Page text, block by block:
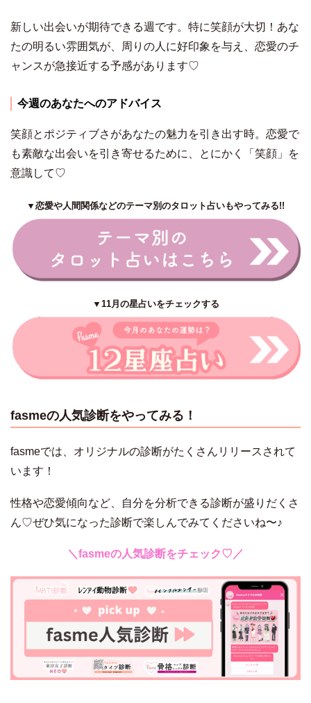
新しい出会いが期待できる週です。特に笑顔が大切！あな
たの明るい雰囲気が、周りの人に好印象を与え、恋愛のチ
ャンスが急接近する予感があります♡
今週のあなたへのアドバイス
笑顔とポジティブさがあなたの魅力を引き出す時。恋愛で
も素敵な出会いを引き寄せるために、とにかく「笑顔」を
意識して♡
▼恋愛や人間関係などのテーマ別のタロット占いもやってみる!!
▼11月の星占いをチェックする
fasmeの人気診断をやってみる！
fasmeでは、オリジナルの診断がたくさんリリースされて
います！
性格や恋愛傾向など、自分を分析できる診断が盛りだくさ
ん♡ぜひ気になった診断で楽しんでみてくださいね〜♪
＼fasmeの人気診断をチェック♡／